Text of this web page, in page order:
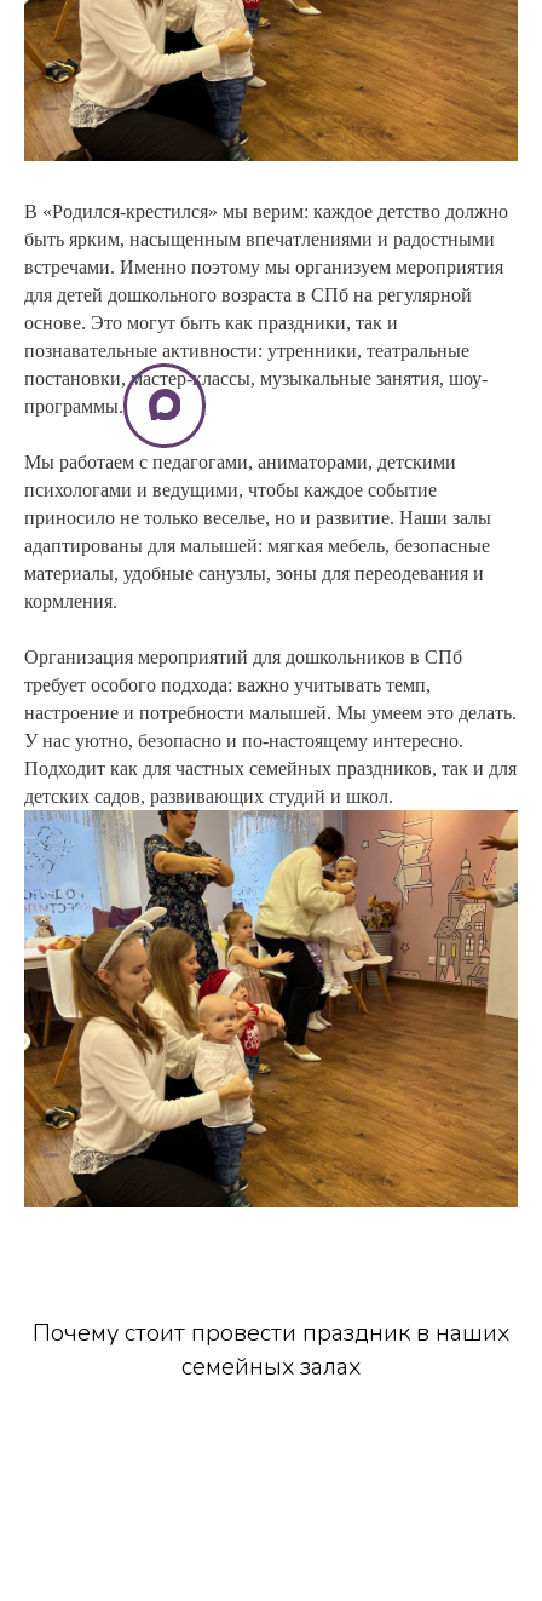
В «Родился-крестился» мы верим: каждое детство должно
быть ярким, насыщенным впечатлениями и радостными
встречами. Именно поэтому мы организуем мероприятия
для детей дошкольного возраста в СПб на регулярной
основе. Это могут быть как праздники, так и
познавательные активности: утренники, театральные
постановки, мастер-классы, музыкальные занятия, шоу-
программы.
Мы работаем с педагогами, аниматорами, детскими
психологами и ведущими, чтобы каждое событие
приносило не только веселье, но и развитие. Наши залы
адаптированы для малышей: мягкая мебель, безопасные
материалы, удобные санузлы, зоны для переодевания и
кормления.
Организация мероприятий для дошкольников в СПб
требует особого подхода: важно учитывать темп,
настроение и потребности малышей. Мы умеем это делать.
У нас уютно, безопасно и по-настоящему интересно.
Подходит как для частных семейных праздников, так и для
детских садов, развивающих студий и школ.
Почему стоит провести праздник в наших
семейных залах